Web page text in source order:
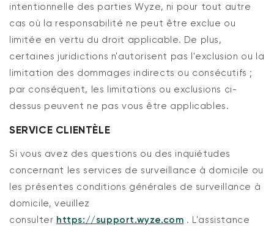
intentionnelle des parties Wyze, ni pour tout autre
cas où la responsabilité ne peut être exclue ou
limitée en vertu du droit applicable. De plus,
certaines juridictions n'autorisent pas l'exclusion ou la
limitation des dommages indirects ou consécutifs ;
par conséquent, les limitations ou exclusions ci-
dessus peuvent ne pas vous être applicables.
SERVICE CLIENTÈLE
Si vous avez des questions ou des inquiétudes
concernant les services de surveillance à domicile ou
les présentes conditions générales de surveillance à
domicile, veuillez
consulter https://support.wyze.com . L'assistance